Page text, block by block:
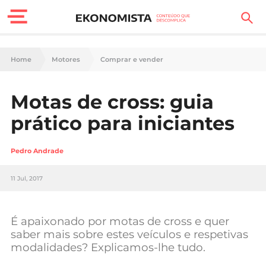
Finanças Pessoais
Carreira
Casa
Tecnologia
Negócios
Home Motores Comprar e vender
Motas de cross: guia
prático para iniciantes
Pedro Andrade
11 Jul, 2017
É apaixonado por motas de cross e quer
saber mais sobre estes veículos e respetivas
modalidades? Explicamos-lhe tudo.